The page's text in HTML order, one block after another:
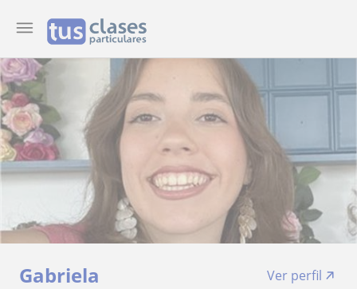
Gabriela
Ver perfil